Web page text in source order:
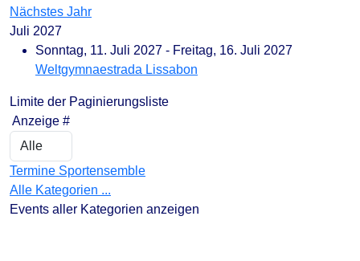
Nächstes Jahr
Juli 2027
Sonntag, 11. Juli 2027 - Freitag, 16. Juli 2027
Weltgymnaestrada Lissabon
Limite der Paginierungsliste
Anzeige #
Termine Sportensemble
Alle Kategorien ...
Events aller Kategorien anzeigen